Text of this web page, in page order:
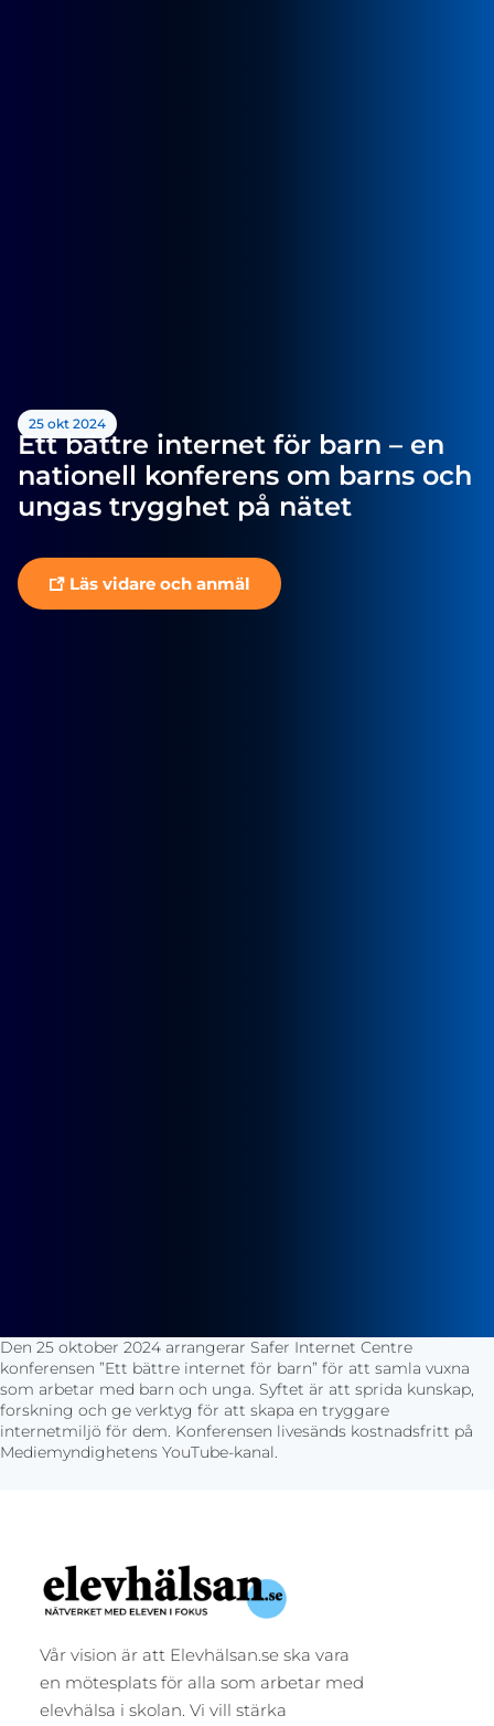
25 okt 2024
Ett bättre internet för barn – en
nationell konferens om barns och
ungas trygghet på nätet
Läs vidare och anmäl
Den 25 oktober 2024 arrangerar Safer Internet Centre
konferensen ”Ett bättre internet för barn” för att samla vuxna
som arbetar med barn och unga. Syftet är att sprida kunskap,
forskning och ge verktyg för att skapa en tryggare
internetmiljö för dem. Konferensen livesänds kostnadsfritt på
Mediemyndighetens YouTube-kanal.
Vår vision är att Elevhälsan.se ska vara
en mötesplats för alla som arbetar med
elevhälsa i skolan. Vi vill stärka